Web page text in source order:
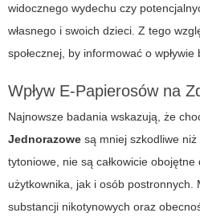
widocznego wydechu czy
własnego i swoich dzieci. Z tego
społecznej, by informować o wpływie
Wpływ E-Papierosów na
Najnowsze badania wskazują, że
Jednorazowe są mniej szkodliwe
tytoniowe, nie są całkowicie
użytkownika, jak i osób postronnych.
substancji nikotynowych oraz